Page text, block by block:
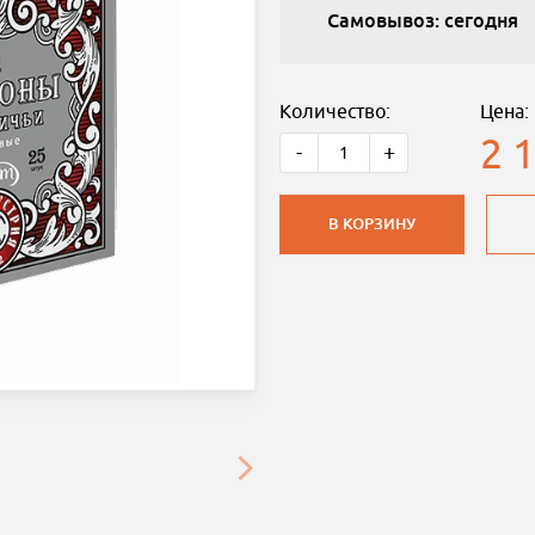
Самовывоз: сегодня
Количество:
- +
Цена:
2
В КОРЗИНУ